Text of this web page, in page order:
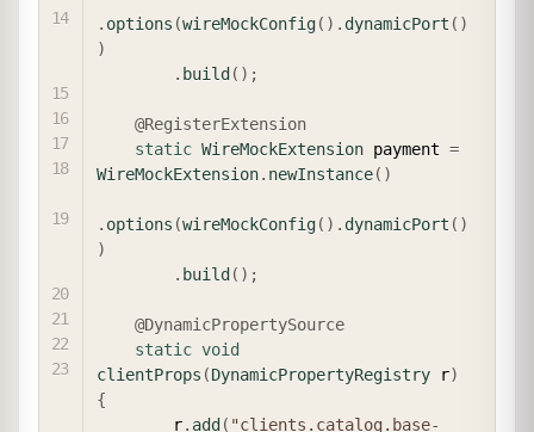
. options (wireMockConfig( ) . dynamicPort ( )
)
. build ( ) ;
@RegisterExtension
static WireMockExtension payment =
WireMockExtension. newInstance( )
. options (wireMockConfig( ) . dynamicPort ( )
)
. build ( ) ;
@DynamicPropertySource
static void
clientProps (DynamicPropertyRegistry r)
{
        r
. add ( "clients.catalog.base-